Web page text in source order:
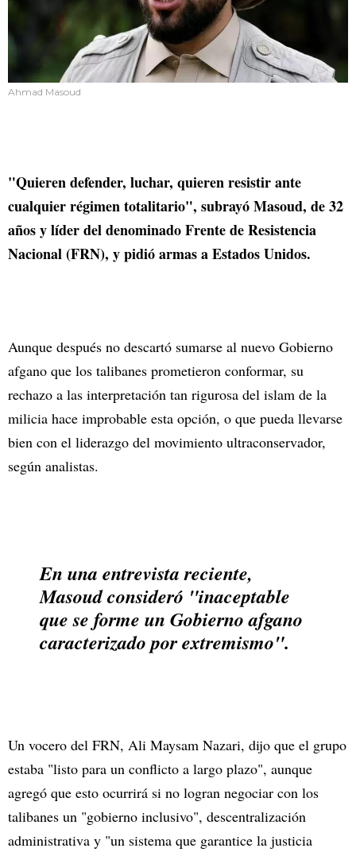
Ahmad Masoud
"Quieren defender, luchar, quieren resistir ante
cualquier régimen totalitario", subrayó Masoud, de 32
años y líder del denominado Frente de Resistencia
Nacional (FRN), y pidió armas a Estados Unidos.
Aunque después no descartó sumarse al nuevo Gobierno
afgano que los talibanes prometieron conformar, su
rechazo a las interpretación tan rigurosa del islam de la
milicia hace improbable esta opción, o que pueda llevarse
bien con el liderazgo del movimiento ultraconservador,
según analistas.
En una entrevista reciente,
Masoud consideró "inaceptable
que se forme un Gobierno afgano
caracterizado por extremismo".
Un vocero del FRN, Ali Maysam Nazari, dijo que el grupo
estaba "listo para un conflicto a largo plazo", aunque
agregó que esto ocurrirá si no logran negociar con los
talibanes un "gobierno inclusivo", descentralización
administrativa y "un sistema que garantice la justicia